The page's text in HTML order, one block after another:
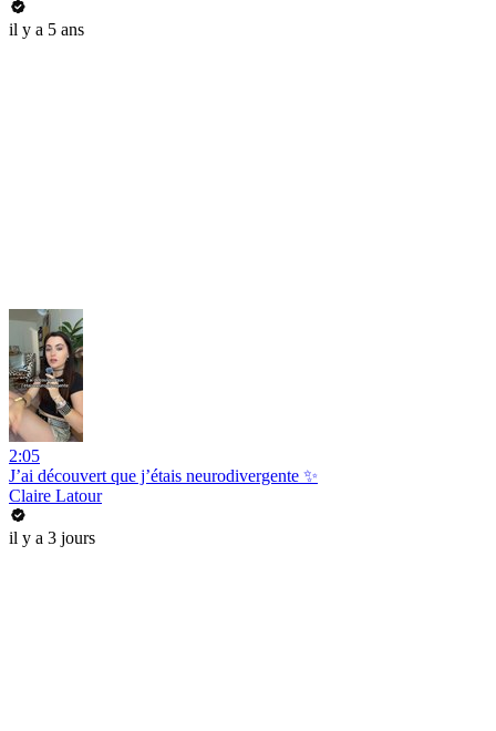
il y a 5 ans
2:05
J’ai découvert que j’étais neurodivergente ✨
Claire Latour
il y a 3 jours